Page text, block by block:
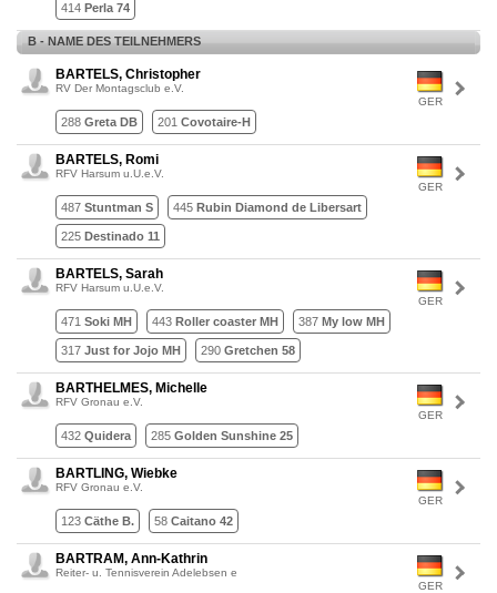
414 Perla 74
B - NAME DES TEILNEHMERS
GER
BARTELS, Christopher
RV Der Montagsclub e.V.
288 Greta DB 201 Covotaire-H
GER
BARTELS, Romi
RFV Harsum u.U.e.V.
487 Stuntman S 445 Rubin Diamond de Libersart
225 Destinado 11
GER
BARTELS, Sarah
RFV Harsum u.U.e.V.
471 Soki MH 443 Roller coaster MH 387 My low MH
317 Just for Jojo MH 290 Gretchen 58
GER
BARTHELMES, Michelle
RFV Gronau e.V.
432 Quidera 285 Golden Sunshine 25
GER
BARTLING, Wiebke
RFV Gronau e.V.
123 Cäthe B. 58 Caitano 42
GER
BARTRAM, Ann-Kathrin
Reiter- u. Tennisverein Adelebsen e